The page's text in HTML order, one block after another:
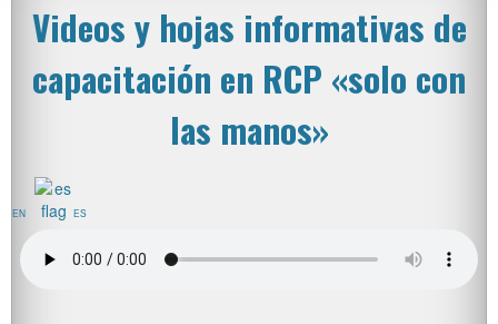
Videos y hojas informativas de
capacitación en RCP «solo con
las manos»
EN ES